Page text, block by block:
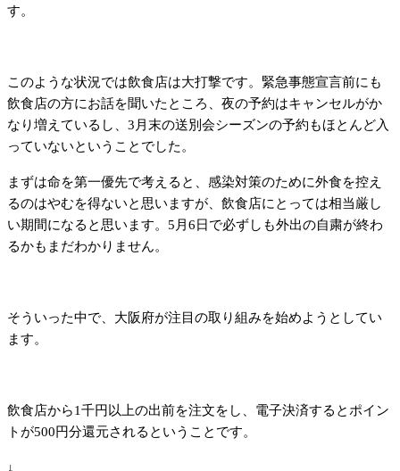
す。
このような状況では飲食店は大打撃です。緊急事態宣言前にも
飲食店の方にお話を聞いたところ、夜の予約はキャンセルがか
なり増えているし、3月末の送別会シーズンの予約もほとんど入
っていないということでした。
まずは命を第一優先で考えると、感染対策のために外食を控え
るのはやむを得ないと思いますが、飲食店にとっては相当厳し
い期間になると思います。5月6日で必ずしも外出の自粛が終わ
るかもまだわかりません。
そういった中で、大阪府が注目の取り組みを始めようとしてい
ます。
飲食店から1千円以上の出前を注文をし、電子決済するとポイン
トが500円分還元されるということです。
↓